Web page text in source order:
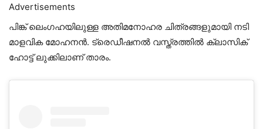
Advertisements
പിങ്ക് ലെംഗഹയിലുള്ള അതിമനോഹര ചിത്രങ്ങളുമായി നടി
മാളവിക മോഹനൻ. ട്രെഡീഷനൽ വസ്ത്രത്തിൽ ക്ലാസിക്
ഹോട്ട് ലുക്കിലാണ് താരം.